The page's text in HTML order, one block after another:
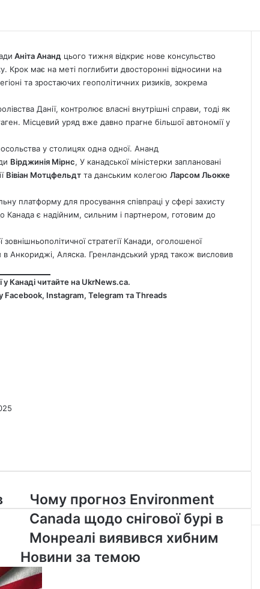
Аніта Ананд цього тижня відкриє нове консульство
Крок має на меті поглибити двосторонні відносини на
та зростаючих геополітичних ризиків, зокрема
Данії, контролює власні внутрішні справи, тоді як
Місцевий уряд вже давно прагне більшої автономії у
у столицях одна одної. Ананд
Вірджинія Мірнс, У канадської міністерки заплановані
Вівіан Мотцфельдт та данським колегою Ларсом Льокке
платформу для просування співпраці у сфері захисту
Канада є надійним, сильним і партнером, готовим до
стратегії Канади, оголошеної
в Анкориджі, Аляска. Гренландський уряд також висловив
у Канаді читайте на UkrNews.ca.
Facebook, Instagram, Telegram таThreads
Чому
прогноз
Environment
Canada
щодо
снігової
бурі
Чому прогноз Environment
Canada щодо снігової бурі в
Монреалі виявився хибним
Новини за темою